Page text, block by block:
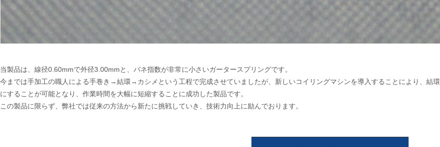
当製品は、線径0.60mmで外径3.00mmと、バネ指数が非常に小さいガータースプリングです。
今までは手加工の職人による手巻き→結環→カシメという工程で完成させていましたが、新しいコイリングマシンを導入することにより、結
にすることが可能となり、作業時間を大幅に短縮することに成功した製品です。
この製品に限らず、弊社では従来の方法から新たに挑戦していき、技術力向上に励んでおります。